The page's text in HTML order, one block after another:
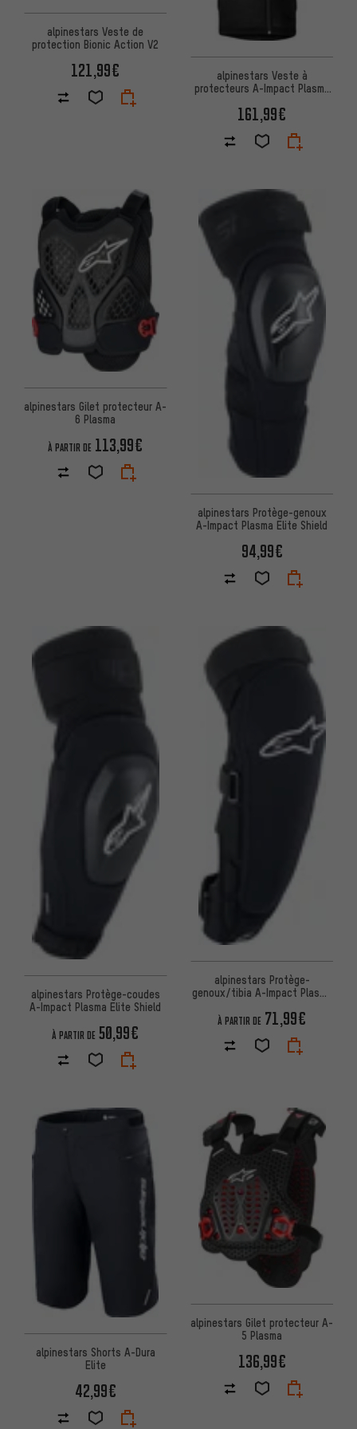
alpinestars Veste de
protection Bionic Action V2
121,99€
alpinestars Veste à
protecteurs A-Impact Plasma
161,99€
alpinestars Gilet protecteur A-
6 Plasma
À PARTIR DE 113,99€
alpinestars Protège-genoux
A-Impact Plasma Elite Shield
94,99€
alpinestars Protège-coudes
A-Impact Plasma Elite Shield
À PARTIR DE 50,99€
alpinestars Protège-
genoux/tibia A-Impact Plasma
À PARTIR DE 71,99€
alpinestars Shorts A-Dura
Elite
42,99€
alpinestars Gilet protecteur A-
5 Plasma
136,99€